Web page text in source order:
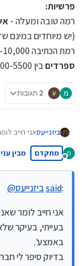
פרשיות:
רמה טובה ומעלה -
(יש מיוחדים במינם
רמת הכתיבה 9,000-10,000 ש"ח.
ספרדיםבין 2000-5500 ש"ח.
מ 2 תגובות
ביזנייעסאני חייב
בעיקר שלא
בדיוק סיפר
מ
מנותק
מתקדם מבין
@ביזנייעסsaid:
אני חייב לומר
בעייתי, בעיקר
באמצע'.
בדיוק סיפר לי